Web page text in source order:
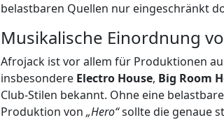
belastbaren Quellen nur eingeschränkt
Musikalische Einordnung
Afrojack ist vor allem für Produktionen
insbesondere Electro House, Big Room
Club-Stilen bekannt. Ohne eine
Produktion von „Hero“sollte die genaue